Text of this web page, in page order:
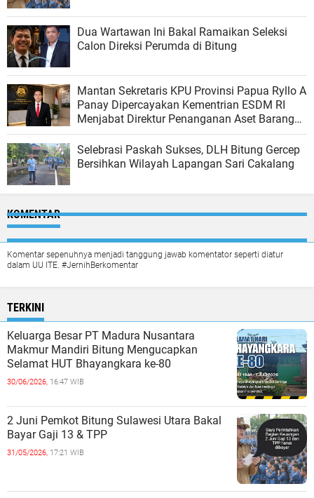
Dua Wartawan Ini Bakal Ramaikan Seleksi
Calon Direksi Perumda di Bitung
Mantan Sekretaris KPU Provinsi Papua Ryllo A
Panay Dipercayakan Kementrian ESDM RI
Menjabat Direktur Penanganan Aset Barang
Bukti
Selebrasi Paskah Sukses, DLH Bitung Gercep
Bersihkan Wilayah Lapangan Sari Cakalang
KOMENTAR
Komentar sepenuhnya menjadi tanggung jawab komentator seperti diatur
dalam UU ITE. #JernihBerkomentar
TERKINI
Keluarga Besar PT Madura Nusantara
Makmur Mandiri Bitung Mengucapkan
Selamat HUT Bhayangkara ke-80
30/06/2026, 16:47 WIB
2 Juni Pemkot Bitung Sulawesi Utara Bakal
Bayar Gaji 13 & TPP
31/05/2026, 17:21 WIB